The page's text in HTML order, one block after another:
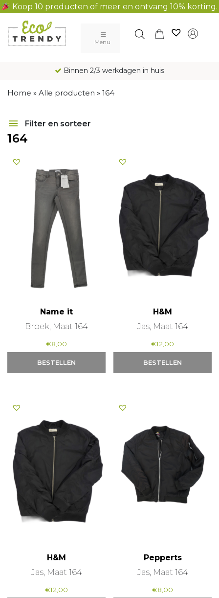
Koop 10 producten of meer en ontvang 10% korting.
Main Navigation
Menu
Binnen 2/3 werkdagen in huis
Home » Alle producten » 164
Filter en sorteer
164
Name it
Broek, Maat 164
€8,00
BESTELLEN
H&M
Jas, Maat 164
€12,00
BESTELLEN
H&M
Jas, Maat 164
€12,00
Pepperts
Jas, Maat 164
€8,00